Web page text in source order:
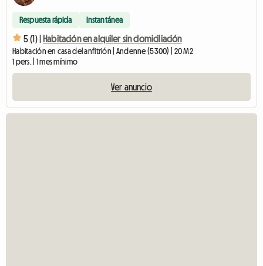
Respuesta rápida Instantánea
5 (1) | Habitación en alquiler sin domiciliación
Habitación en casa del anfitrión | Andenne (5300) | 20 M2
1 pers. | 1 mes mínimo
Ver anuncio